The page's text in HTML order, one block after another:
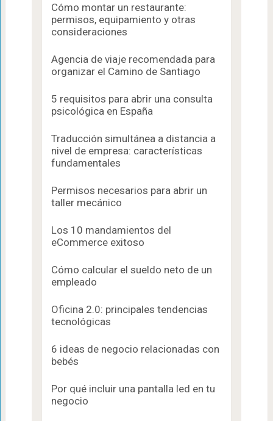
Cómo montar un restaurante:
permisos, equipamiento y otras
consideraciones
Agencia de viaje recomendada para
organizar el Camino de Santiago
5 requisitos para abrir una consulta
psicológica en España
Traducción simultánea a distancia a
nivel de empresa: características
fundamentales
Permisos necesarios para abrir un
taller mecánico
Los 10 mandamientos del
eCommerce exitoso
Cómo calcular el sueldo neto de un
empleado
Oficina 2.0: principales tendencias
tecnológicas
6 ideas de negocio relacionadas con
bebés
Por qué incluir una pantalla led en tu
negocio